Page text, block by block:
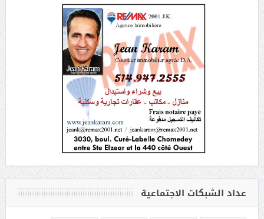
عداد الشبكات الاجتماعية